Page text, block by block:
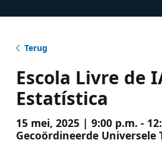
Terug
Escola Livre de
Estatística
15 mei, 2025 | 9:00 p.m. -
Gecoördineerde Universele